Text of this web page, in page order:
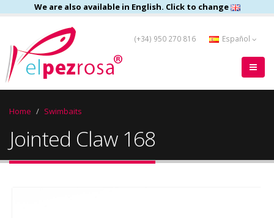
We are also available in English. Click to change
(+34) 950 270 816 Español
Home Swimbaits
Jointed Claw 168